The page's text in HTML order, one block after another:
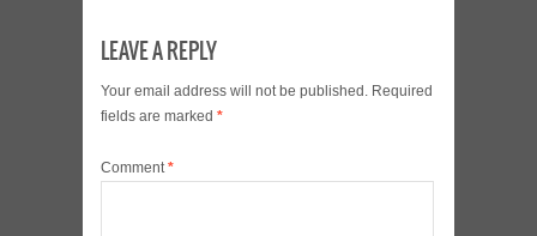
LEAVE A REPLY
Your email address will not be published. Required
fields are marked *
Comment*